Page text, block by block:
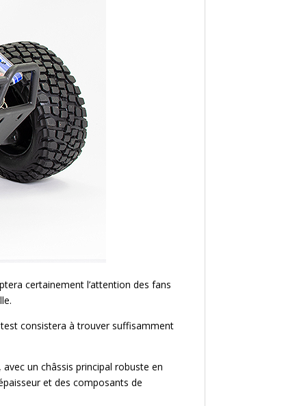
certainement l’attention des fans
consistera à trouver suffisamment
un châssis principal robuste en
et des composants de